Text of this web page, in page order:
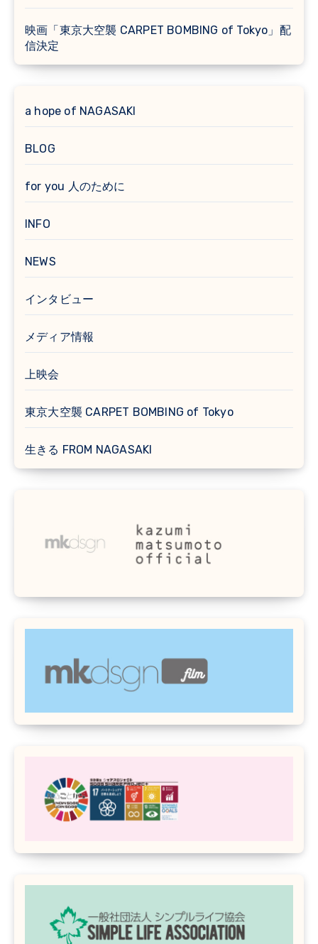
映画「東京大空襲 CARPET BOMBING of Tokyo」配
信決定
a hope of NAGASAKI
BLOG
for you 人のために
INFO
NEWS
インタビュー
メディア情報
上映会
東京大空襲 CARPET BOMBING of Tokyo
生きる FROM NAGASAKI